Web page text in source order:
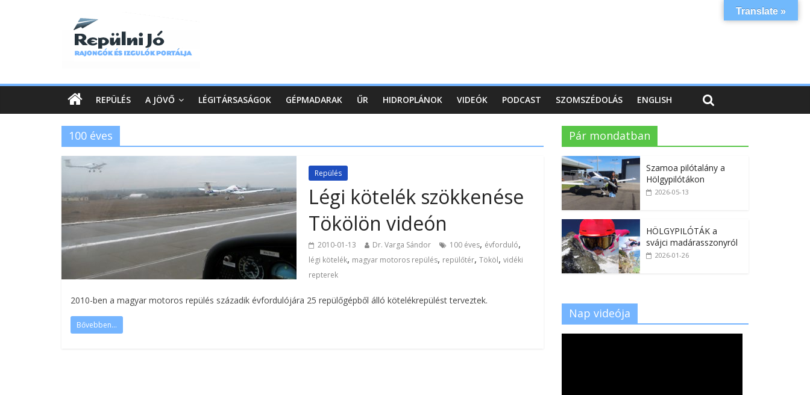
REPÜLÉS A JÖVŐ LÉGITÁRSASÁGOK GÉPMADARAK ŰR HIDROPLÁNOK VIDEÓK PODCAST SZOMSZÉDOLÁS ENGLISH
100 éves
Repülés
Légi kötelék szökkenése
Tökölön videón
2010-01-13 Dr. Varga Sándor 100 éves, évforduló,
légi kötelék, magyar motoros repülés, repülőtér, Tököl, vidéki
repterek
2010-ben a magyar motoros repülés századik évfordulójára 25 repülőgépből álló kötelékrepülést terveztek.
Bővebben...
Pár mondatban
Szamoa pilótalány a
Hölgypilótákon
2026-05-13
HÖLGYPILÓTÁK a
svájci madárasszonyról
2026-01-26
Nap videója
Translate »